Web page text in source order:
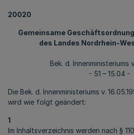
20020
Gemeinsame
des Landes Nordrhein-
Bek. d. Innenministeriums
- 51 – 15.04 -
Die Bek. d. Innenministeriums v.
wird wie folgt geändert:
1
Im Inhaltsverzeichnis werden nach §